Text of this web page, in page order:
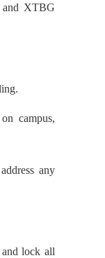
and XTBG
campus,
any
and lock all